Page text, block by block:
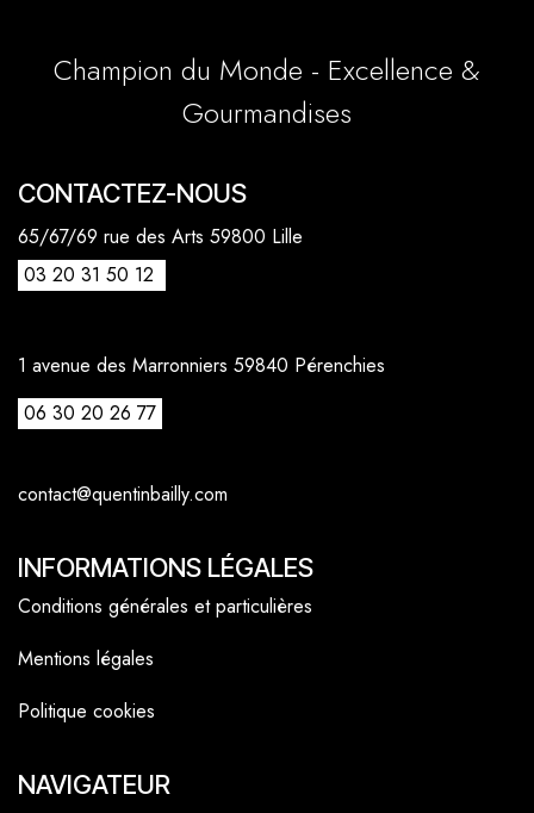
CONTACTEZ-NOUS
65/67/69 rue des Arts 59800 Lille
03 20 31 50 12
1 avenue des Marronniers 59840 Pérenchies
06 30 20 26 77
contact@quentinbailly.com
Champion du Monde - Excellence &
Gourmandises
INFORMATIONS LÉGALES
Conditions générales et particulières
Mentions légales
Politique cookies
NAVIGATEUR